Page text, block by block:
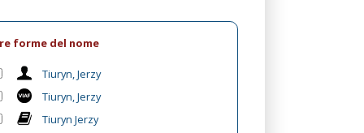
forme del nome
Tiuryn, Jerzy
Tiuryn, Jerzy
Tiuryn Jerzy